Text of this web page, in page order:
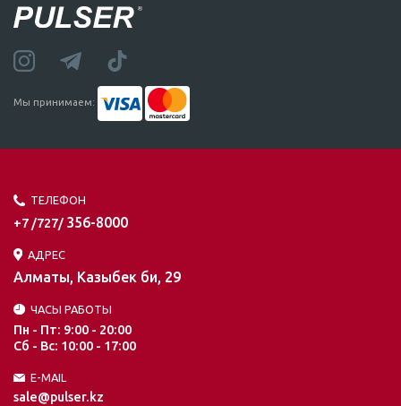
Мы принимаем:
ТЕЛЕФОН
+7 /727/ 356-8000
АДРЕС
Алматы, Казыбек би, 29
ЧАСЫ РАБОТЫ
Пн - Пт: 9:00 - 20:00
Сб - Вс: 10:00 - 17:00
E-MAIL
sale@pulser.kz